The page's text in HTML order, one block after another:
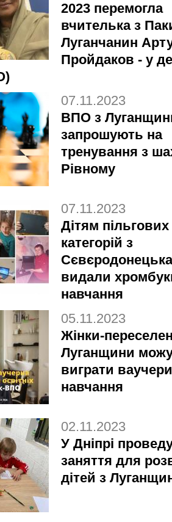
2023 перемогла
вчителька з
Луганчанин
Пройдаков - у
07.11.2023
ВПО з
запрошують на
тренування з
Рівному
07.11.2023
Дітям пільгових
категорій з
Сєвєродонецька
видали
навчання
05.11.2023
Жінки-
Луганщини
виграти
навчання
02.11.2023
У Дніпрі
заняття для
дітей з